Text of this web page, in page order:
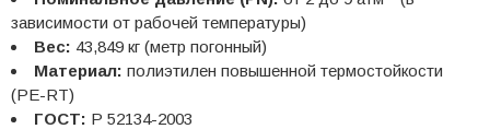
зависимости от рабочей температуры)
Вес: 43,849 кг (метр погонный)
Материал: полиэтилен повышенной термостойкости
(PE-RT)
ГОСТ: Р 52134-2003